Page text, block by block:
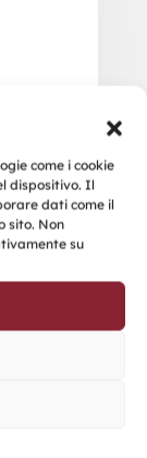
come i cookie
dispositivo. Il
dati come il
sito. Non
su